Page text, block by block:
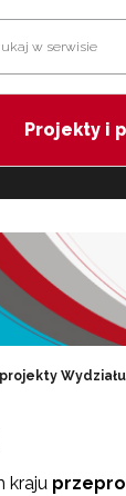
Projekty i
Wydziału
kraju